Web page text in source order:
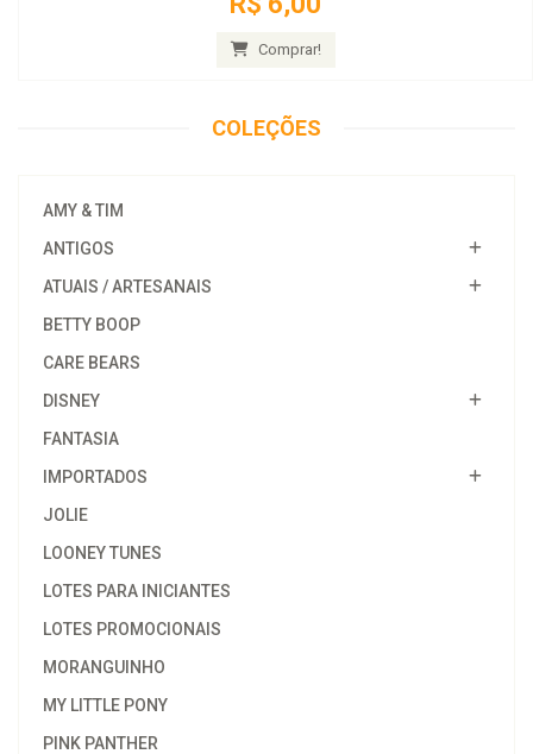
Comprar!
COLEÇÕES
AMY & TIM
ANTIGOS
ATUAIS / ARTESANAIS
BETTY BOOP
CARE BEARS
DISNEY
FANTASIA
IMPORTADOS
JOLIE
LOONEY TUNES
LOTES PARA INICIANTES
LOTES PROMOCIONAIS
MORANGUINHO
MY LITTLE PONY
PINK PANTHER